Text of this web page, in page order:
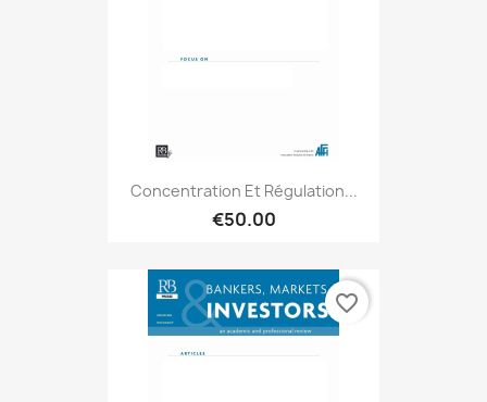
Concentration Et Régulation...
€50.00
favorite_border